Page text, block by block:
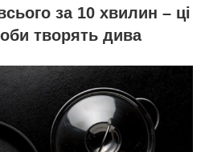
за 10 хвилин – ці
творять дива